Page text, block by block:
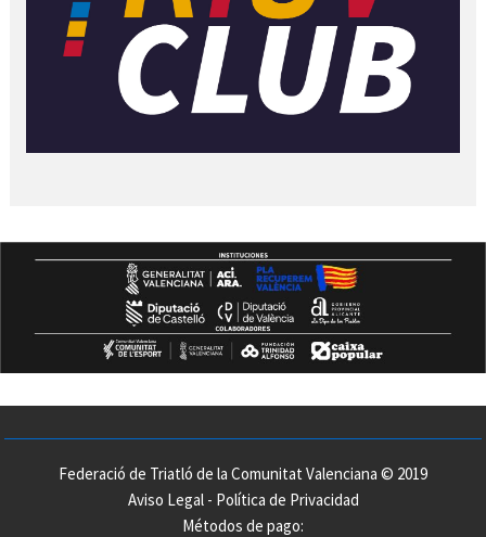
Federació de Triatló de la Comunitat Valenciana © 2019
Aviso Legal- Política de Privacidad
Métodos de pago: